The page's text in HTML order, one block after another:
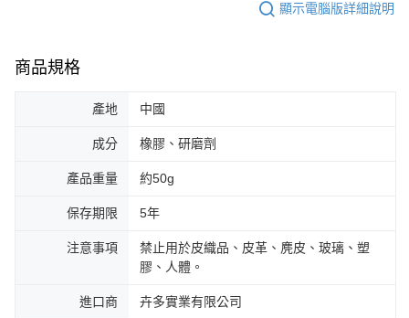
顯示電腦版詳細說明
商品規格
產地 中國
成分 橡膠、研磨劑
產品重量 約50g
保存期限 5年
注意事項
禁止用於皮織品、皮革、麂皮、玻璃、塑
膠、人體。
進口商 卉多實業有限公司